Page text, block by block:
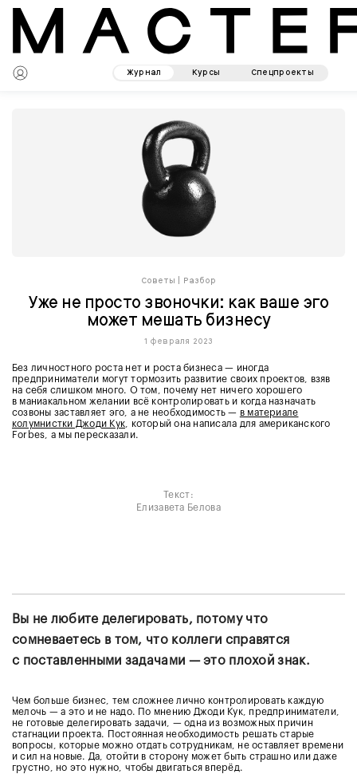
Журнал Курсы Спецпроекты
Советы Разбор
Уже не просто звоночки: как ваше эго
может мешать бизнесу
1 февраля 2023
Без личностного роста нет и роста бизнеса — иногда
предприниматели могут тормозить развитие своих проектов, взяв
на себя слишком много. О том, почему нет ничего хорошего
в маниакальном желании всё контролировать и когда назначать
созвоны заставляет эго, а не необходимость — в материале
колумнистки Джоди Кук , который она написала для американского
Forbes, а мы пересказали.
Текст:
Елизавета Белова
Вы не любите делегировать, потому что
сомневаетесь в том, что коллеги справятся
с поставленными задачами — это плохой знак.
Чем больше бизнес, тем сложнее лично контролировать каждую
мелочь — а это и не надо. По мнению Джоди Кук, предприниматели,
не готовые делегировать задачи, — одна из возможных причин
стагнации проекта. Постоянная необходимость решать старые
вопросы, которые можно отдать сотрудникам, не оставляет времени
и сил на новые. Да, отойти в сторону может быть страшно или даже
грустно, но это нужно, чтобы двигаться вперёд.